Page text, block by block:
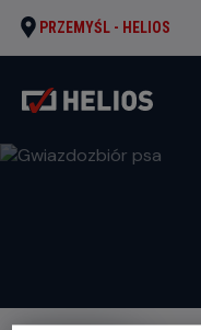
PRZEMYŚL - HELIOS